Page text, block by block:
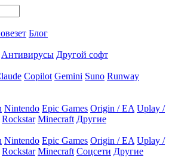
Блог
Антивирусы Другой софт
Copilot Gemini Suno Runway
Nintendo Epic Games Origin / EA Uplay /
Rockstar Minecraft Другие
Nintendo Epic Games Origin / EA Uplay /
Rockstar Minecraft Соцсети Другие